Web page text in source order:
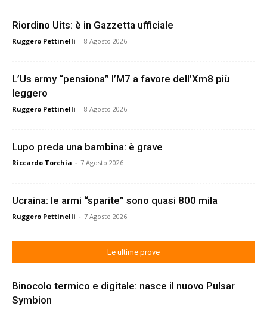
Riordino Uits: è in Gazzetta ufficiale
Ruggero Pettinelli - 8 Agosto 2026
L’Us army “pensiona” l’M7 a favore dell’Xm8 più
leggero
Ruggero Pettinelli - 8 Agosto 2026
Lupo preda una bambina: è grave
Riccardo Torchia - 7 Agosto 2026
Ucraina: le armi “sparite” sono quasi 800 mila
Ruggero Pettinelli - 7 Agosto 2026
Le ultime prove
Binocolo termico e digitale: nasce il nuovo Pulsar
Symbion